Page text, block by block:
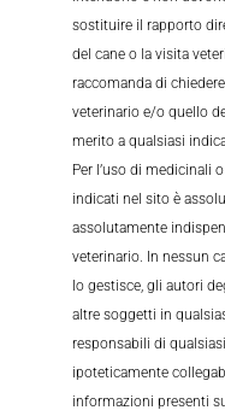
sostituire il rapporto
del cane o la visita
raccomanda di
veterinario e/o quello
merito a qualsiasi
Per l’uso di medicinali
indicati nel sito è
assolutamente
veterinario. In nessun
lo gestisce, gli autori
altre soggetti in
responsabili di
ipoteticamente
informazioni presenti